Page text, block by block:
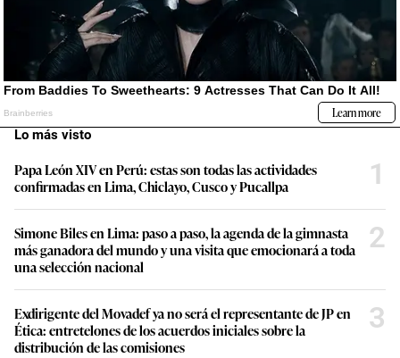
Lo más visto
Papa León XIV en Perú: estas son todas las actividades
confirmadas en Lima, Chiclayo, Cusco y Pucallpa
1
Simone Biles en Lima: paso a paso, la agenda de la gimnasta
más ganadora del mundo y una visita que emocionará a toda
una selección nacional
2
Exdirigente del Movadef ya no será el representante de JP en
Ética: entretelones de los acuerdos iniciales sobre la
distribución de las comisiones
3